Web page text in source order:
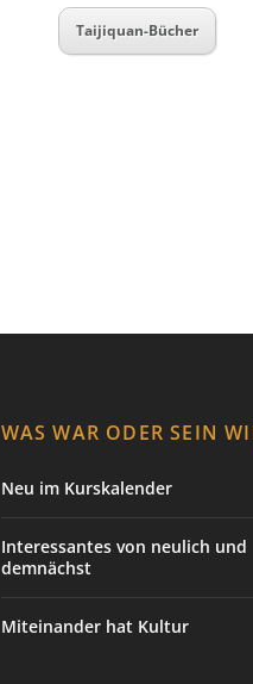
Taijiquan-Bücher
WAS WAR ODER SEIN
Neu im Kurskalender
Interessantes von neulich und
demnächst
Miteinander hat Kultur